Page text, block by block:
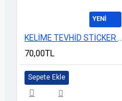
YENİ
70,00TL
Sepete Ekle